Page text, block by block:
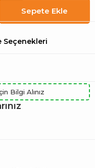
Seçenekleri
Bilgi Alınız